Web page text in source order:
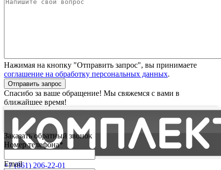
Нажимая на кнопку "Отправить запрос", вы принимаете
соглашение на обработку персональных данных.
Отправить запрос
Спасибо за ваше обращение! Мы свяжемся с вами в
ближайшее время!
+7 (861) 206-22-01
Заказать обратный звонок
Номер телефона*
Email